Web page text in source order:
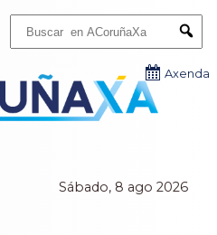
Sábado, 8 ago 2026
Axenda